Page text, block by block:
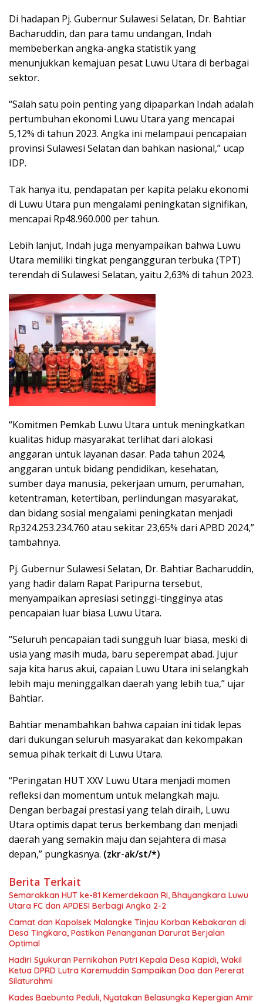
Di hadapan Pj. Gubernur Sulawesi Selatan, Dr. Bahtiar
Bacharuddin, dan para tamu undangan, Indah
membeberkan angka-angka statistik yang
menunjukkan kemajuan pesat Luwu Utara di berbagai
sektor.
“Salah satu poin penting yang dipaparkan Indah adalah
pertumbuhan ekonomi Luwu Utara yang mencapai
5,12% di tahun 2023. Angka ini melampaui pencapaian
provinsi Sulawesi Selatan dan bahkan nasional,” ucap
IDP.
Tak hanya itu, pendapatan per kapita pelaku ekonomi
di Luwu Utara pun mengalami peningkatan signifikan,
mencapai Rp48.960.000 per tahun.
Lebih lanjut, Indah juga menyampaikan bahwa Luwu
Utara memiliki tingkat pengangguran terbuka (TPT)
terendah di Sulawesi Selatan, yaitu 2,63% di tahun 2023.
“Komitmen Pemkab Luwu Utara untuk meningkatkan
kualitas hidup masyarakat terlihat dari alokasi
anggaran untuk layanan dasar. Pada tahun 2024,
anggaran untuk bidang pendidikan, kesehatan,
sumber daya manusia, pekerjaan umum, perumahan,
ketentraman, ketertiban, perlindungan masyarakat,
dan bidang sosial mengalami peningkatan menjadi
Rp324.253.234.760 atau sekitar 23,65% dari APBD 2024,”
tambahnya.
Pj. Gubernur Sulawesi Selatan, Dr. Bahtiar Bacharuddin,
yang hadir dalam Rapat Paripurna tersebut,
menyampaikan apresiasi setinggi-tingginya atas
pencapaian luar biasa Luwu Utara.
“Seluruh pencapaian tadi sungguh luar biasa, meski di
usia yang masih muda, baru seperempat abad. Jujur
saja kita harus akui, capaian Luwu Utara ini selangkah
lebih maju meninggalkan daerah yang lebih tua,” ujar
Bahtiar.
Bahtiar menambahkan bahwa capaian ini tidak lepas
dari dukungan seluruh masyarakat dan kekompakan
semua pihak terkait di Luwu Utara.
“Peringatan HUT XXV Luwu Utara menjadi momen
refleksi dan momentum untuk melangkah maju.
Dengan berbagai prestasi yang telah diraih, Luwu
Utara optimis dapat terus berkembang dan menjadi
daerah yang semakin maju dan sejahtera di masa
depan,” pungkasnya. (zkr-ak/st/*)
Berita Terkait
Semarakkan HUT ke-81 Kemerdekaan RI, Bhayangkara Luwu
Utara FC dan APDESI Berbagi Angka 2-2
Camat dan Kapolsek Malangke Tinjau Korban Kebakaran di
Desa Tingkara, Pastikan Penanganan Darurat Berjalan
Optimal
Hadiri Syukuran Pernikahan Putri Kepala Desa Kapidi, Wakil
Ketua DPRD Lutra Karemuddin Sampaikan Doa dan Pererat
Silaturahmi
Kades Baebunta Peduli, Nyatakan Belasungka Kepergian Amir